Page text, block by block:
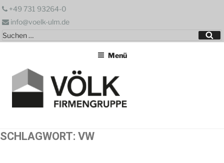
Zum
springen
+49 731 93264-0
info@voelk-ulm.de
Suchen
nach:
Menü
SCHLAGWORT: VW